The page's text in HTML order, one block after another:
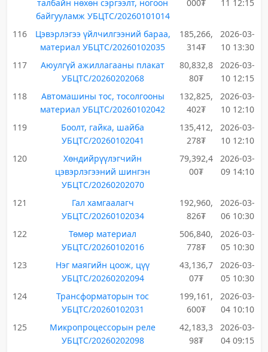
талбайн нөхөн сэргээлт, ногоон
байгууламж УБЦТС/20260101014
000₮ 11 12:15
116
Цэвэрлэгээ үйлчилгээний бараа,
материал УБЦТС/20260102035
185,266,
314₮
2026-03-
10 13:30
117
Аюулгүй ажиллагааны плакат
УБЦТС/20260202068
80,832,8
80₮
2026-03-
10 12:15
118
Автомашины тос, тосолгооны
материал УБЦТС/20260102042
132,825,
402₮
2026-03-
10 12:10
119
Боолт, гайка, шайба
УБЦТС/20260102041
135,412,
278₮
2026-03-
10 12:10
120
Хөндийрүүлэгчийн
цэвэрлэгээний шингэн
УБЦТС/20260202070
79,392,4
00₮
2026-03-
09 14:10
121
Гал хамгаалагч
УБЦТС/20260102034
192,960,
826₮
2026-03-
06 10:30
122
Төмөр материал
УБЦТС/20260102016
506,840,
778₮
2026-03-
05 10:30
123
Нэг маягийн цоож, цүү
УБЦТС/20260202094
43,136,7
07₮
2026-03-
05 10:30
124
Трансформаторын тос
УБЦТС/20260102031
199,161,
600₮
2026-03-
04 10:10
125
Микропроцессорын реле
УБЦТС/20260202098
42,183,3
98₮
2026-03-
04 09:15